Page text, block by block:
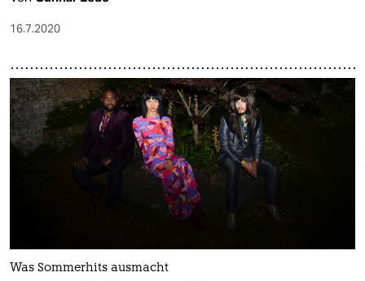
16.7.2020
Was Sommerhits ausmacht